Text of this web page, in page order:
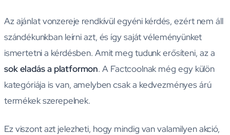
Az ajánlat vonzereje rendkívül egyéni kérdés, ezért nem áll
szándékunkban leírni azt, és így saját véleményünket
ismertetni a kérdésben. Amit meg tudunk erősíteni, az a
sok eladás a platformon. A Factcoolnak még egy külön
kategóriája is van, amelyben csak a kedvezményes árú
termékek szerepelnek.
Ez viszont azt jelezheti, hogy mindig van valamilyen akció,